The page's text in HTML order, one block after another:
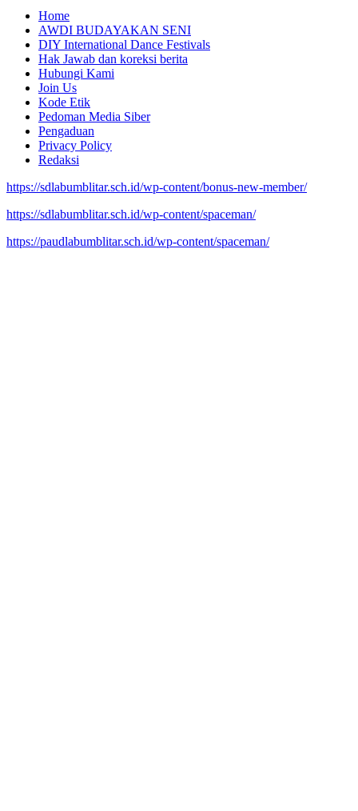
Home
AWDI BUDAYAKAN SENI
DIY International Dance Festivals
Hak Jawab dan koreksi berita
Hubungi Kami
Join Us
Kode Etik
Pedoman Media Siber
Pengaduan
Privacy Policy
Redaksi
https://sdlabumblitar.sch.id/wp-content/bonus-new-member/
https://sdlabumblitar.sch.id/wp-content/spaceman/
https://paudlabumblitar.sch.id/wp-content/spaceman/